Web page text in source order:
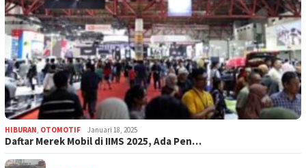
HIBURAN, OTOMOTIF Januari 18, 2025
Daftar Merek Mobil di IIMS 2025, Ada Pen…